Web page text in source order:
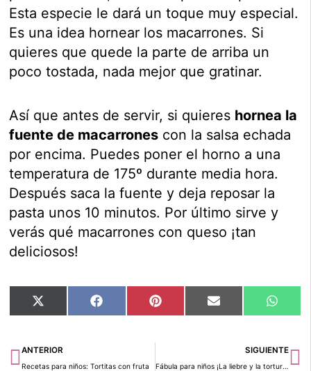
Esta especie le dará un toque muy especial.
Es una idea hornear los macarrones. Si
quieres que quede la parte de arriba un
poco tostada, nada mejor que gratinar.
Así que antes de servir, si quieres hornea la
fuente de macarrones con la salsa echada
por encima. Puedes poner el horno a una
temperatura de 175º durante media hora.
Después saca la fuente y deja reposar la
pasta unos 10 minutos. Por último sirve y
verás qué macarrones con queso ¡tan
deliciosos!
Compartir
en
X
(Twitter)
Compartir
en
Facebook Compartir
en
Pinterest Compartir
en
Email
en
Ant
ANTERIOR
Recetas para niños: Tortitas con fruta
SIGUIENTE
Fábula para niños ¡La liebre y la tortura!